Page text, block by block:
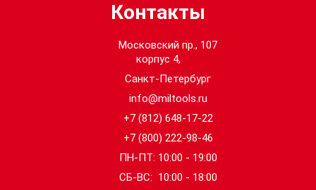
Контакты
Московский пр., 107
корпус 4,
Санкт-Петербург
info@miltools.ru
+7 (812) 648-17-22
+7 (800) 222-98-46
ПН-ПТ: 10:00 - 19:00
СБ-ВС: 10:00 - 18:00